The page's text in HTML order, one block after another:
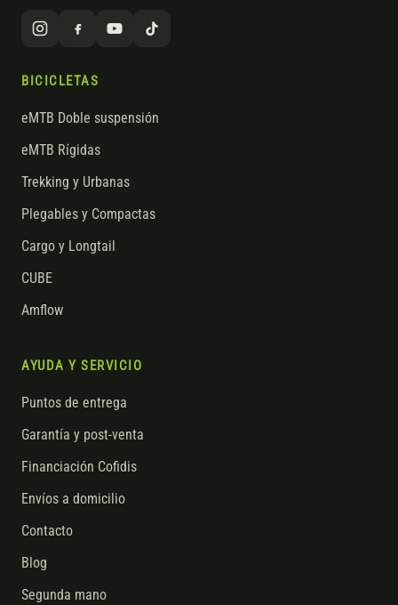
BICICLETAS
eMTB Doble suspensión
eMTB Rígidas
Trekking y Urbanas
Plegables y Compactas
Cargo y Longtail
CUBE
Amflow
AYUDA Y SERVICIO
Puntos de entrega
Garantía y post-venta
Financiación Cofidis
Envíos a domicilio
Contacto
Blog
Segunda mano